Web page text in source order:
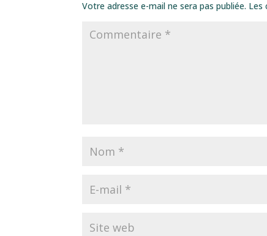
Votre adresse e-mail ne sera pas publiée. Les